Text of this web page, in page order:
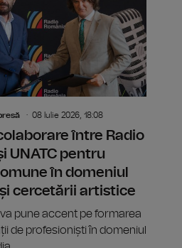
08 Iulie 2026, 18:08
între Radio
UNATC pentru
în domeniul
cercetării artistice
pune accent pe formarea
de profesioniști în domeniul